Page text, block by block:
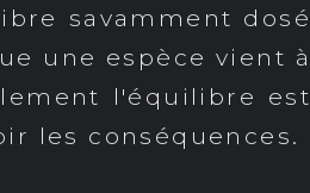
savamment dosé
une espèce vient à
l'équilibre est
les conséquences.